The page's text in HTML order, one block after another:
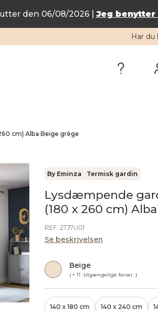
den 06/08/2026 | Jeg benytter
Har
cm) Alba Beige grège
By Eminza Termisk gardin
Lysdæmpende
(180 x 260 cm)
REF. 2TJ7U01
Se beskrivelsen
Beige
( + 11 tilgængelige farver )
140 x 180 cm 140 x 240 cm